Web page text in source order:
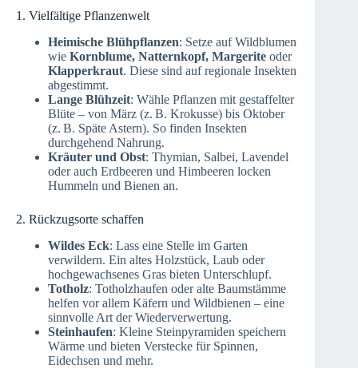
1. Vielfältige Pflanzenwelt
Heimische Blühpflanzen: Setze auf Wildblumen
wie Kornblume, Natternkopf, Margerite oder
Klapperkraut. Diese sind auf regionale Insekten
abgestimmt.
Lange Blühzeit: Wähle Pflanzen mit gestaffelter
Blüte – von März (z. B. Krokusse) bis Oktober
(z. B. Späte Astern). So finden Insekten
durchgehend Nahrung.
Kräuter und Obst: Thymian, Salbei, Lavendel
oder auch Erdbeeren und Himbeeren locken
Hummeln und Bienen an.
2. Rückzugsorte schaffen
Wildes Eck: Lass eine Stelle im Garten
verwildern. Ein altes Holzstück, Laub oder
hochgewachsenes Gras bieten Unterschlupf.
Totholz: Totholzhaufen oder alte Baumstämme
helfen vor allem Käfern und Wildbienen – eine
sinnvolle Art der Wiederverwertung.
Steinhaufen: Kleine Steinpyramiden speichern
Wärme und bieten Verstecke für Spinnen,
Eidechsen und mehr.